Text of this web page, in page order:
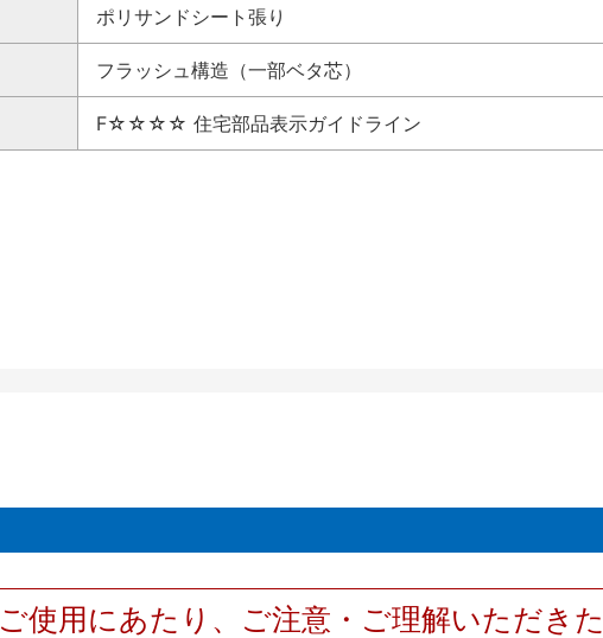
ポリサンドシート張り
フラッシュ構造（一部ベタ芯）
F☆☆☆☆ 住宅部品表示ガイドライン
ご使用にあたり、ご注意・ご理解いただき